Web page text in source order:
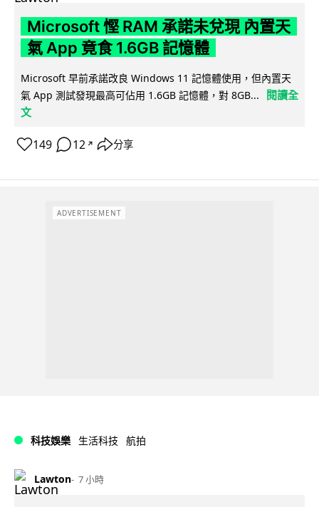
Microsoft 慳 RAM 承諾未兌現 內置天
氣 App 竟食 1.6GB 記憶體
Microsoft 早前承諾改良 Windows 11 記憶體使用，但內置天
氣 App 測試發現最高可佔用 1.6GB 記憶體，對 8GB...
閱讀全
文
149 12 ↗ 分享
ADVERTISEMENT
科技娛樂 生活科技 航拍
Lawton 7 小時